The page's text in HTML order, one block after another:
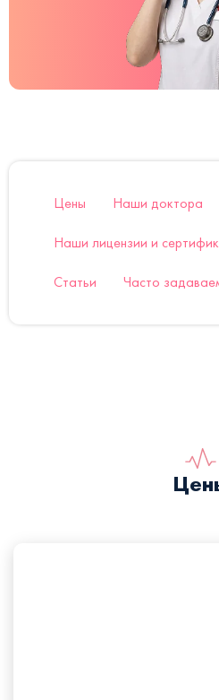
Цены Наши доктора
Наши лицензии и
Статьи Часто